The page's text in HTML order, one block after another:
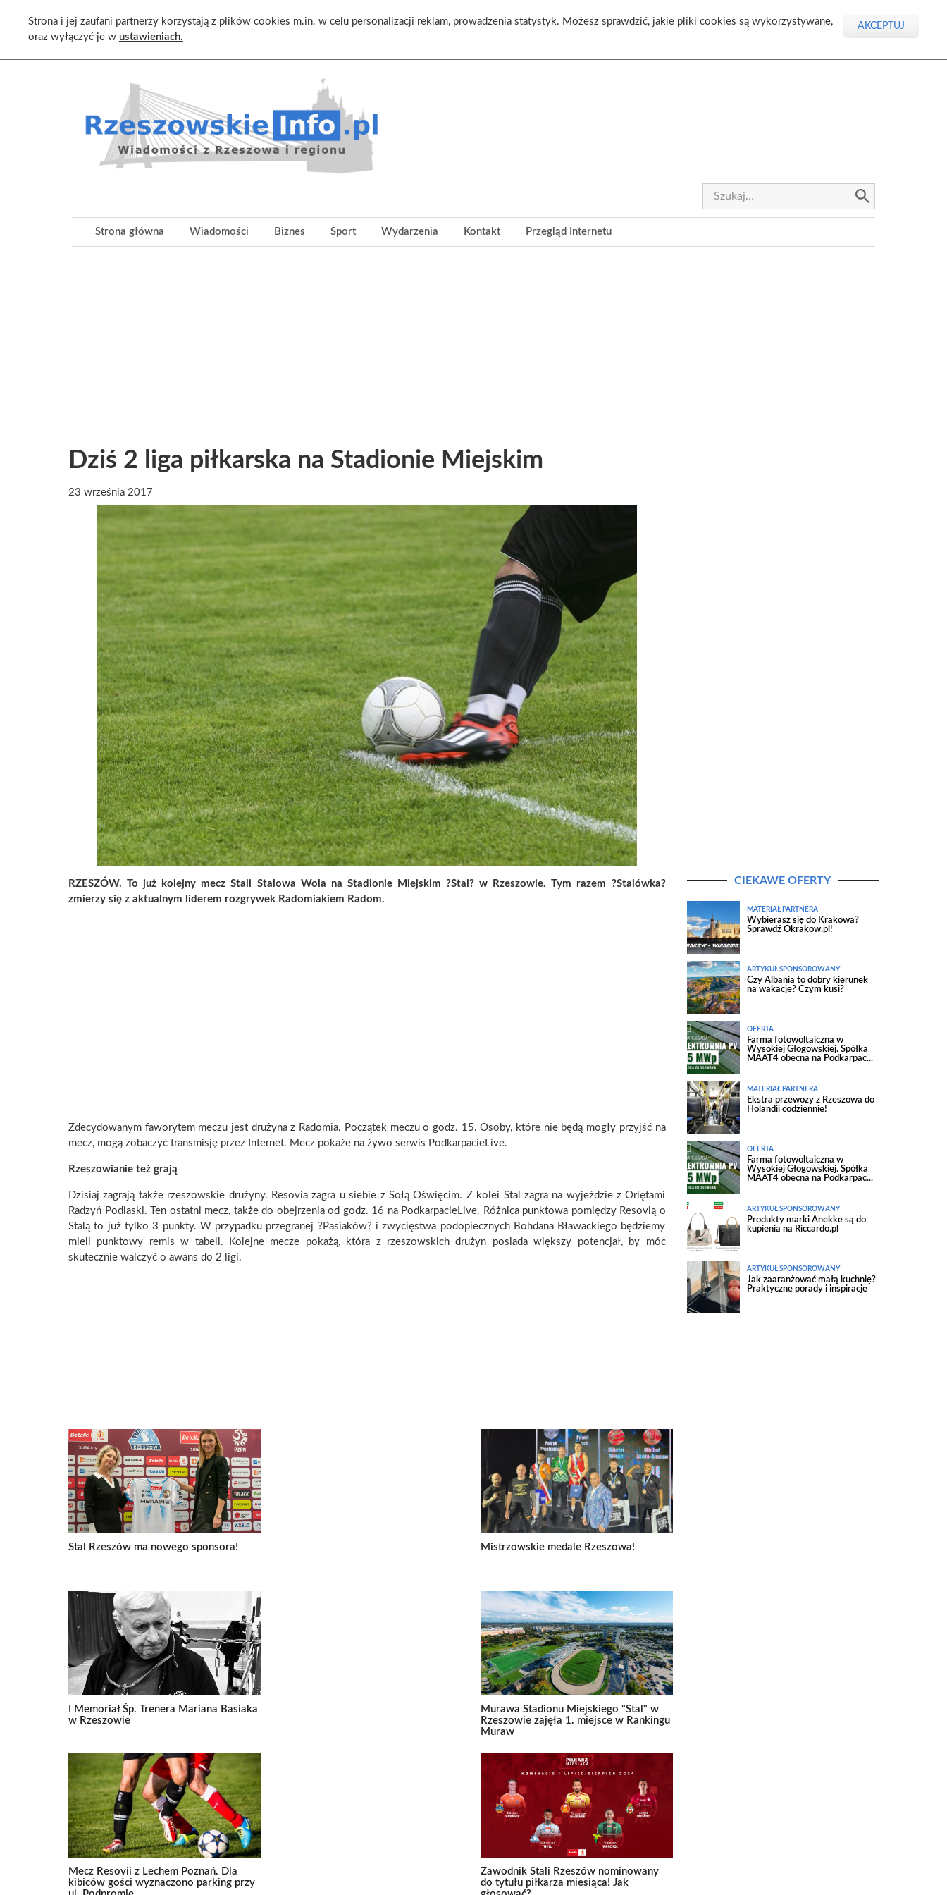
Strona i jej zaufani partnerzy korzystają z plików cookies m.in. w celu personalizacji reklam, prowadzenia statystyk. Możesz sprawdzić, jakie pliki cookies są wykorzystywane,
oraz wyłączyć je w ustawieniach.
AKCEPTUJ
Szukaj:
Strona główna Wiadomości Biznes Sport Wydarzenia Kontakt Przegląd Internetu
Dziś 2 liga piłkarska na Stadionie Miejskim
23 września 2017
RZESZÓW. To już kolejny mecz Stali Stalowa Wola na Stadionie Miejskim ?Stal? w Rzeszowie. Tym razem ?Stalówka?
zmierzy się z aktualnym liderem rozgrywek Radomiakiem Radom.
Zdecydowanym faworytem meczu jest drużyna z Radomia. Początek meczu o godz. 15. Osoby, które nie będą mogły przyjść na
mecz, mogą zobaczyć transmisję przez Internet. Mecz pokaże na żywo serwis PodkarpacieLive.
Rzeszowianie też grają
Dzisiaj zagrają także rzeszowskie drużyny. Resovia zagra u siebie z Sołą Oświęcim. Z kolei Stal zagra na wyjeździe z Orlętami
Radzyń Podlaski. Ten ostatni mecz, także do obejrzenia od godz. 16 na PodkarpacieLive. Różnica punktowa pomiędzy Resovią o
Stalą to już tylko 3 punkty. W przypadku przegranej ?Pasiaków? i zwycięstwa podopiecznych Bohdana Bławackiego będziemy
mieli punktowy remis w tabeli. Kolejne mecze pokażą, która z rzeszowskich drużyn posiada większy potencjał, by móc
skutecznie walczyć o awans do 2 ligi.
Stal Rzeszów ma nowego sponsora! Mistrzowskie medale Rzeszowa!
I Memoriał Śp. Trenera Mariana Basiaka
w Rzeszowie
Murawa Stadionu Miejskiego "Stal" w
Rzeszowie zajęła 1. miejsce w Rankingu
Muraw
Mecz Resovii z Lechem Poznań. Dla
kibiców gości wyznaczono parking przy
Zawodnik Stali Rzeszów nominowany
do tytułu piłkarza miesiąca! Jak
CIEKAWE OFERTY
MATERIAŁ PARTNERA
Wybierasz się do Krakowa?
Sprawdź Okrakow.pl!
ARTYKUŁ SPONSOROWANY
Czy Albania to dobry kierunek
na wakacje? Czym kusi?
OFERTA
Farma fotowoltaiczna w
Wysokiej Głogowskiej. Spółka
MAAT4 obecna na Podkarpac...
MATERIAŁ PARTNERA
Ekstra przewozy z Rzeszowa do
Holandii codziennie!
OFERTA
Farma fotowoltaiczna w
Wysokiej Głogowskiej. Spółka
MAAT4 obecna na Podkarpac...
ARTYKUŁ SPONSOROWANY
Produkty marki Anekke są do
kupienia na Riccardo.pl
ARTYKUŁ SPONSOROWANY
Jak zaaranżować małą kuchnię?
Praktyczne porady i inspiracje